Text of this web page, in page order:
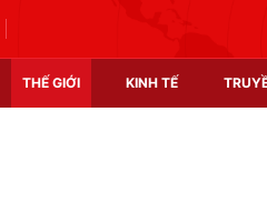
THẾ GIỚI KINH TẾ